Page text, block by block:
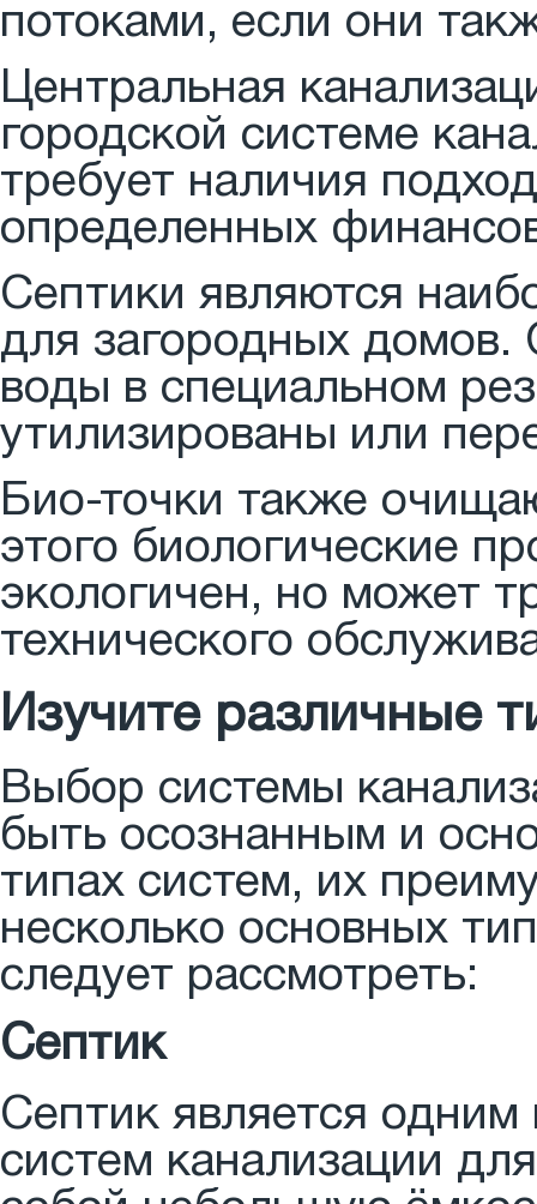
потоками, если они
Центральная
городской системе
требует наличия
определенных
Септики являются
для загородных домов.
воды в специальном
утилизированы или
Био-точки также
этого биологические
экологичен, но может
технического
Изучите различные
Выбор системы
быть осознанным и
типах систем, их
несколько основных
следует рассмотреть:
Септик
Септик является одним
систем канализации